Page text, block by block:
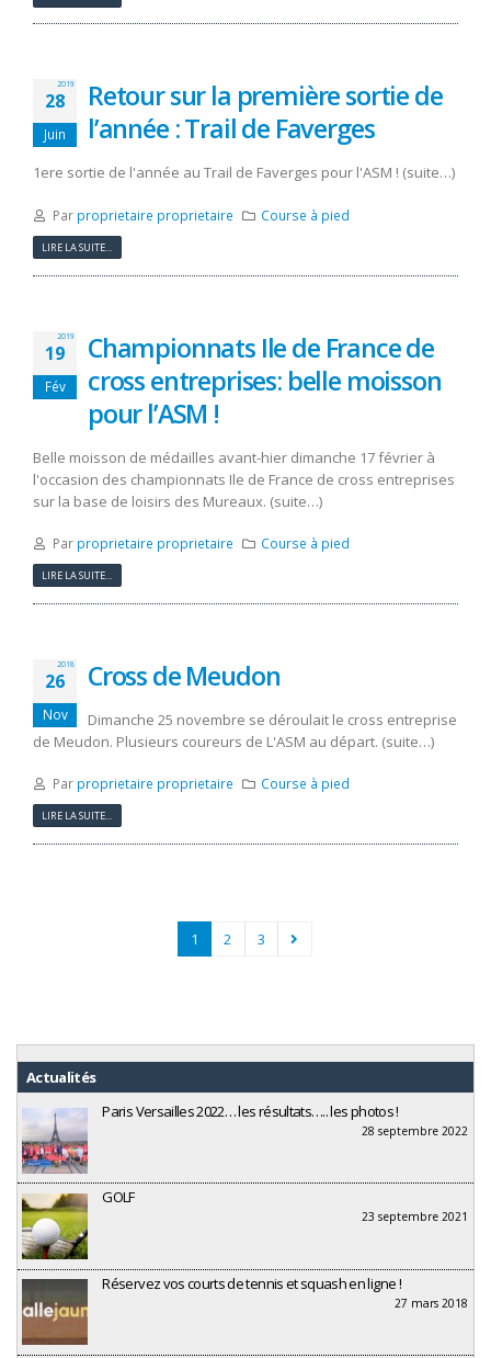
2019
28
Juin
Retour sur la première sortie de
l’année : Trail de Faverges
1ere sortie de l'année au Trail de Faverges pour l'ASM ! (suite…)
Par proprietaire proprietaire Course à pied
LIRE LA SUITE...
2019
19
Fév
Championnats Ile de France de
cross entreprises: belle moisson
pour l’ASM !
Belle moisson de médailles avant-hier dimanche 17 février à
l'occasion des championnats Ile de France de cross entreprises
sur la base de loisirs des Mureaux. (suite…)
Par proprietaire proprietaire Course à pied
LIRE LA SUITE...
2018
26
Nov
Cross de Meudon
Dimanche 25 novembre se déroulait le cross entreprise
de Meudon. Plusieurs coureurs de L'ASM au départ. (suite…)
Par proprietaire proprietaire Course à pied
LIRE LA SUITE...
1 2 3
Actualités
Paris Versailles 2022… les résultats….. les photos !
28 septembre 2022
GOLF
23 septembre 2021
Réservez vos courts de tennis et squash en ligne !
27 mars 2018